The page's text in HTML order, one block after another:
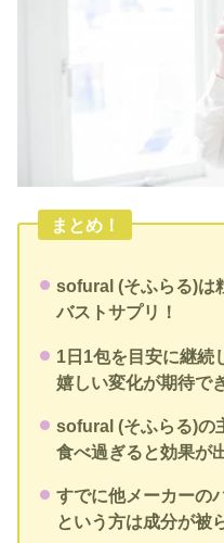
まとめ！
sofural (そふらる)は
バストサプリ！
1日1包を目安に継続
嬉しい変化が期待で
sofural (そふらる)の
食べ過ぎると効果が
すでに他メーカーの
という方は成分が被